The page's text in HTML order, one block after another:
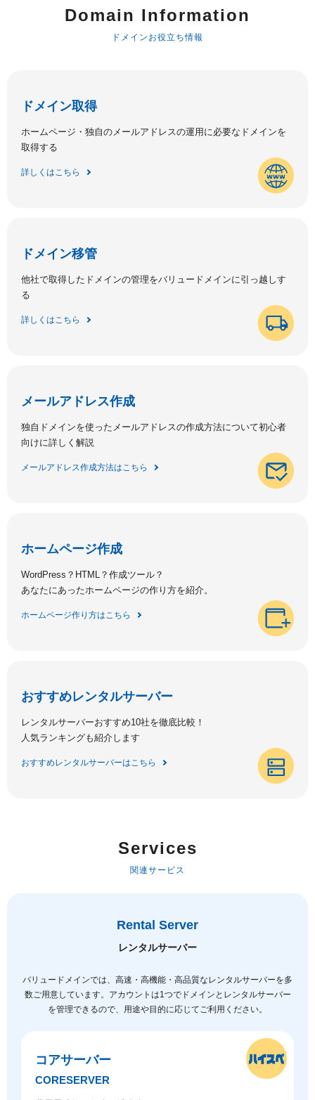
Domain Information
ドメインお役立ち情報
ドメイン取得
ホームページ・独自のメールアドレスの運用に必要なドメインを
取得する
詳しくはこちら
ドメイン移管
他社で取得したドメインの管理をバリュードメインに引っ越しす
る
詳しくはこちら
メールアドレス作成
独自ドメインを使ったメールアドレスの作成方法について初心者
向けに詳しく解説
メールアドレス作成方法はこちら
ホームページ作成
WordPress？HTML？作成ツール？
あなたにあったホームページの作り方を紹介。
ホームページ作り方はこちら
おすすめレンタルサーバー
レンタルサーバーおすすめ10社を徹底比較！
人気ランキングも紹介します
おすすめレンタルサーバーはこちら
Services
関連サービス
Rental Server
レンタルサーバー
バリュードメインでは、高速・高機能・高品質なレンタルサーバーを多
数ご用意しています。
アカウントは1つでドメインとレンタルサーバー
を管理できるので、用途や目的に応じてご利用ください。
コアサーバー
CORESERVER